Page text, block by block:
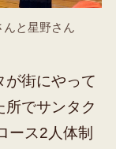
んと星野さん
が街にやって
所でサンタク
ース2人体制